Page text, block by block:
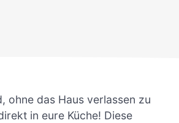
ohne das Haus verlassen zu
in eure Küche! Diese